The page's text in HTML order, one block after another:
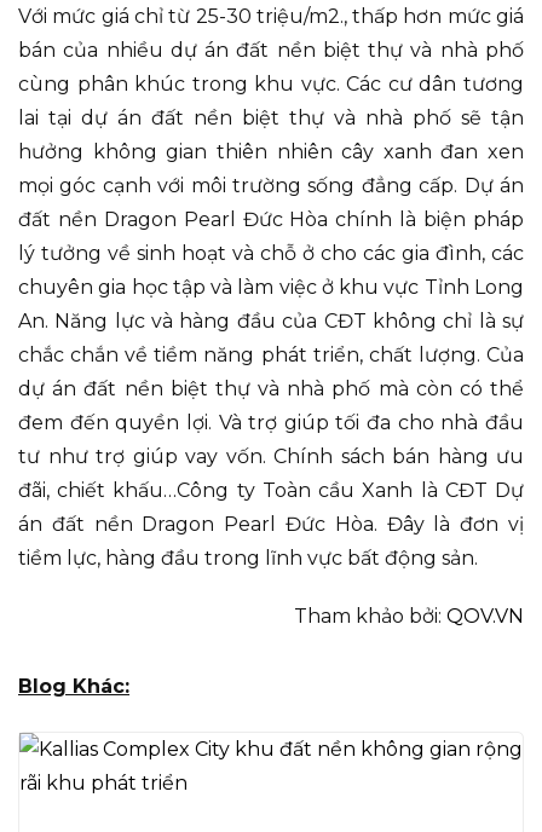
Với mức giá chỉ từ 25-30 triệu/m2., thấp hơn mức giá
bán của nhiều dự án đất nền biệt thự và nhà phố
cùng phân khúc trong khu vực. Các cư dân tương
lai tại dự án đất nền biệt thự và nhà phố sẽ tận
hưởng không gian thiên nhiên cây xanh đan xen
mọi góc cạnh với môi trường sống đẳng cấp. Dự án
đất nền Dragon Pearl Đức Hòa chính là biện pháp
lý tưởng về sinh hoạt và chỗ ở cho các gia đình, các
chuyên gia học tập và làm việc ở khu vực Tỉnh Long
An. Năng lực và hàng đầu của CĐT không chỉ là sự
chắc chắn về tiềm năng phát triển, chất lượng. Của
dự án đất nền biệt thự và nhà phố mà còn có thể
đem đến quyền lợi. Và trợ giúp tối đa cho nhà đầu
tư như trợ giúp vay vốn. Chính sách bán hàng ưu
đãi, chiết khấu…Công ty Toàn cầu Xanh là CĐT Dự
án đất nền Dragon Pearl Đức Hòa. Đây là đơn vị
tiềm lực, hàng đầu trong lĩnh vực bất động sản.
Tham khảo bởi: QOV.VN
Blog Khác: